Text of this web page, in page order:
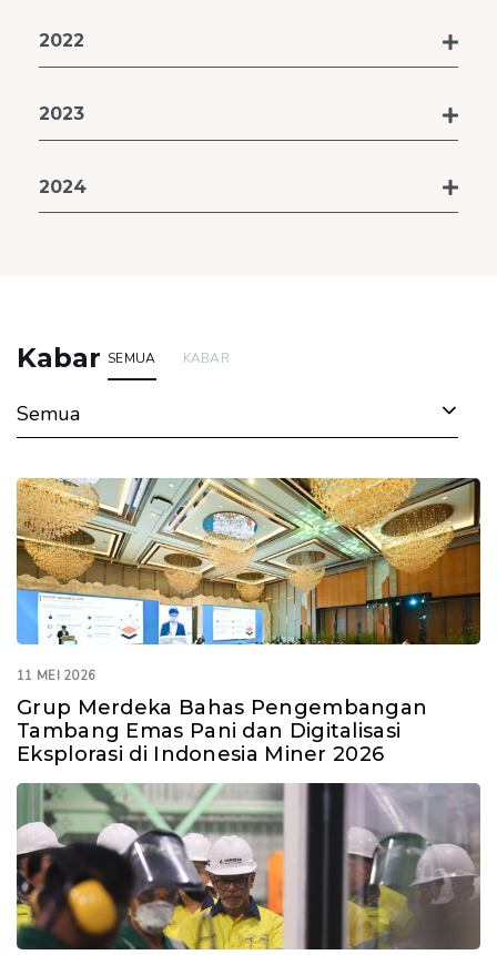
2022
2023
2024
Kabar SEMUA KABAR
Semua
11 MEI 2026
Grup Merdeka Bahas Pengembangan
Tambang Emas Pani dan Digitalisasi
Eksplorasi di Indonesia Miner 2026